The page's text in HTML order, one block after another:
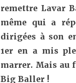
remettre Lavar
même qui a
dirigées à son
1er en a mis
marrer. Mais au
Big Baller !